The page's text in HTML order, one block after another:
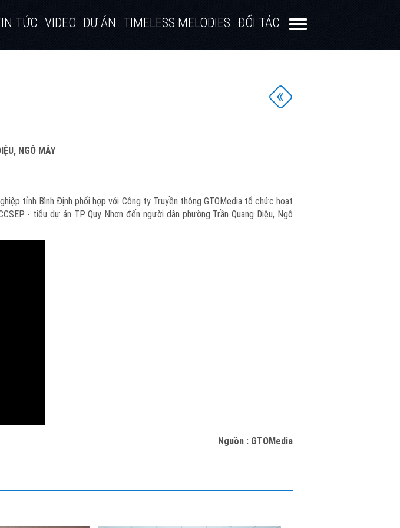
TỨC VIDEO DỰ ÁN TIMELESS MELODIES ĐỐI TÁC
NGÔ MÂY
tỉnh Bình Định phối hợp với Công ty Truyền thông GTOMedia tổ chức hoạt
- tiểu dự án TP Quy Nhơn đến người dân phường Trần Quang Diệu, Ngô
Nguồn : GTOMedia